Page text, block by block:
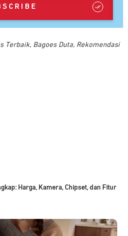
Terbaik, Bagoes Duta, Rekomendasi
Harga, Kamera, Chipset, dan Fitur